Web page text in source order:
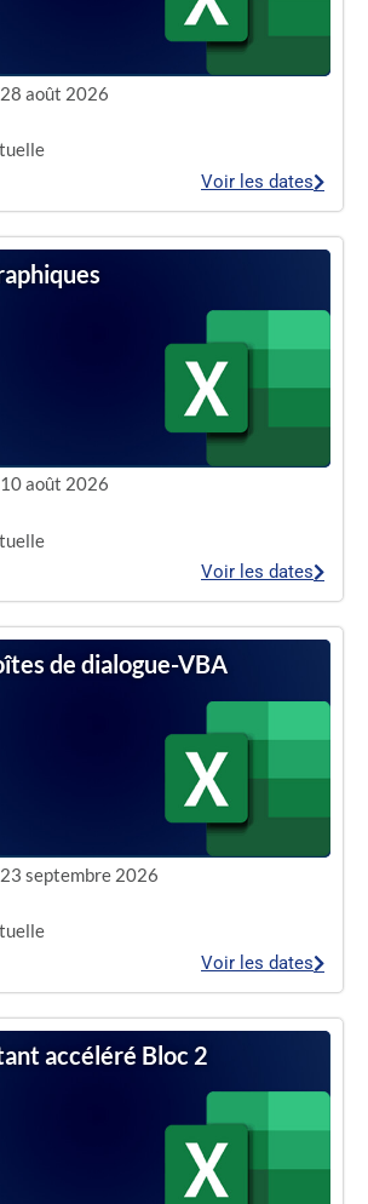
28 août 2026
Voir les dates
10 août 2026
Voir les dates
de dialogue-VBA
23 septembre 2026
Voir les dates
accéléré Bloc 2